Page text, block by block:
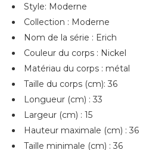
Style: Moderne
Collection : Moderne
Nom de la série : Erich
Couleur du corps : Nickel
Matériau du corps : métal
Taille du corps (cm): 36
Longueur (cm) : 33
Largeur (cm) : 15
Hauteur maximale (cm) : 36
Taille minimale (cm) : 36